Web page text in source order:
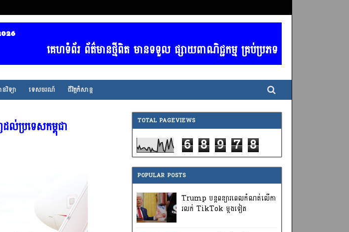
គេហទំព័រ ព័ត៌មានថ្មីពិត មានទទួល ផ្សាយពាណិជ្ជកម្ម គ្រប់ប្រភទ / ចាងហ្វាងក
វិទ្យា ទេសចរណ៍ ជីវិត្តកំសាន្ត
ប្រទេសកម្ពុជា TOTAL PAGEVIEWS
6 8 9 7 8
POPULAR POSTS
Trump បន្តពន្យារពេលកំណត់លើកា
រលក់ TikTok ម្តងទៀត